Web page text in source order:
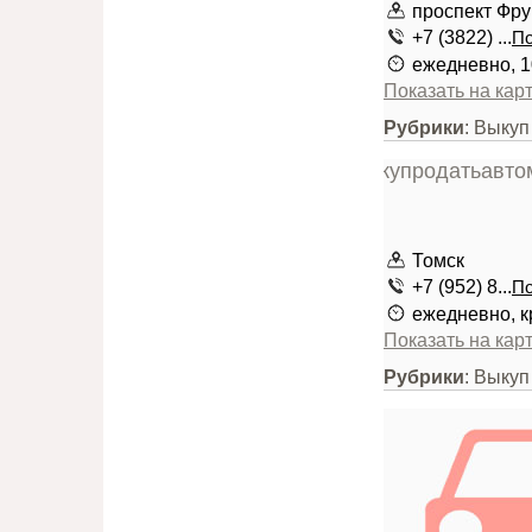
проспект
+7 (3822) ...
ежедневно,
Показать на
Рубрики:
Томск
+7 (952) 8...
ежедневно,
Показать на
Рубрики: